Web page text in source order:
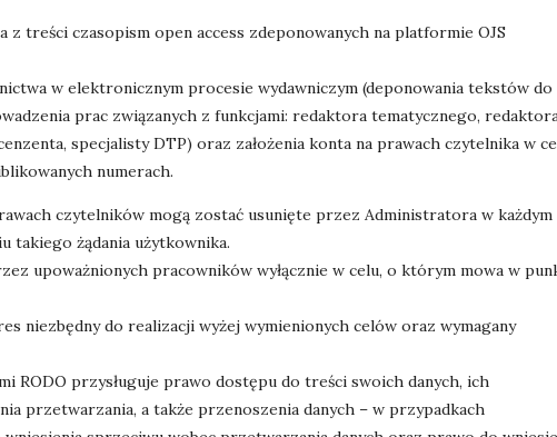
treści czasopism open access zdeponowanych na platformie OJS
w elektronicznym procesie wydawniczym (deponowania tekstów do
prac związanych z funkcjami: redaktora tematycznego,
specjalisty DTP) oraz założenia konta na prawach czytelnika w
numerach.
czytelników mogą zostać usunięte przez Administratora w każdym
takiego żądania użytkownika.
upoważnionych pracowników wyłącznie w celu, o którym mowa w
niezbędny do realizacji wyżej wymienionych celów oraz wymagany
RODO przysługuje prawo dostępu do treści swoich danych, ich
przetwarzania, a także przenoszenia danych – w przypadkach